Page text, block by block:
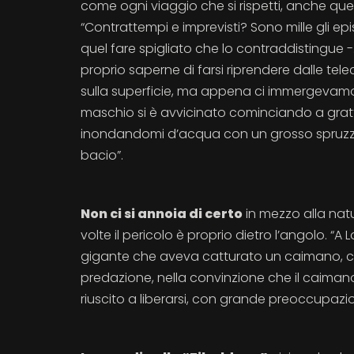
come ogni viaggio che si rispetti, anche
“Contrattempi e imprevisti? Sono mille gli
quel fare spigliato che lo contraddistingue
proprio saperne di farsi riprendere dalle
sulla superficie, ma appena ci
maschio si è avvicinato cominciando a
inondandomi d’acqua con un grosso
bacio”.
Non ci si annoia di certoin mezzo alla
volte il pericolo è proprio dietro l’angolo.
gigante che aveva catturato un caimano,
predazione, nella convinzione che il
riuscito a liberarsi, con grande